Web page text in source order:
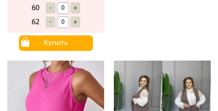
60 - +
62 - +
Купить